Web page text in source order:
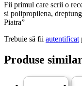
Fii primul care scrii o
si polipropilena,
Piatra”
Trebuie să fii autentificat
Produse